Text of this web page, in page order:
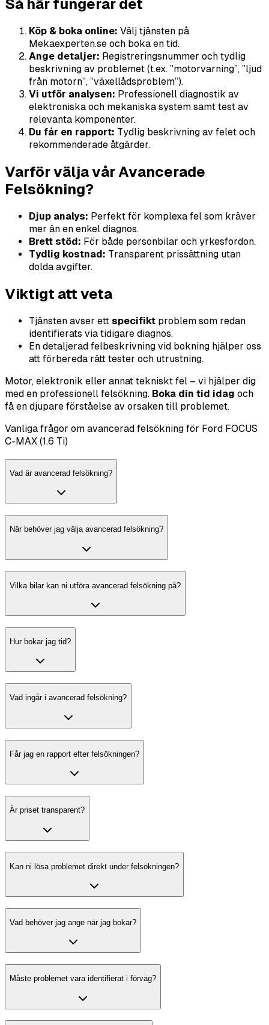
Så här fungerar det
Köp & boka online: Välj tjänsten på
Mekaexperten.se och boka en tid.
Ange detaljer: Registreringsnummer och tydlig
beskrivning av problemet (t.ex. ”motorvarning”, ”ljud
från motorn”, ”växellådsproblem”).
Vi utför analysen: Professionell diagnostik av
elektroniska och mekaniska system samt test av
relevanta komponenter.
Du får en rapport: Tydlig beskrivning av felet och
rekommenderade åtgärder.
Varför välja vår Avancerade
Felsökning?
Djup analys: Perfekt för komplexa fel som kräver
mer än en enkel diagnos.
Brett stöd: För både personbilar och yrkesfordon.
Tydlig kostnad: Transparent prissättning utan
dolda avgifter.
Viktigt att veta
Tjänsten avser ett specifikt problem som redan
identifierats via tidigare diagnos.
En detaljerad felbeskrivning vid bokning hjälper oss
att förbereda rätt tester och utrustning.
Motor, elektronik eller annat tekniskt fel – vi hjälper dig
med en professionell felsökning. Boka din tid idag och
få en djupare förståelse av orsaken till problemet.
Vanliga frågor om avancerad felsökning för Ford FOCUS
C-MAX (1.6 Ti)
Vad är avancerad felsökning?
När behöver jag välja avancerad felsökning?
Vilka bilar kan ni utföra avancerad felsökning på?
Hur bokar jag tid?
Vad ingår i avancerad felsökning?
Får jag en rapport efter felsökningen?
Är priset transparent?
Kan ni lösa problemet direkt under felsökningen?
Vad behöver jag ange när jag bokar?
Måste problemet vara identifierat i förväg?